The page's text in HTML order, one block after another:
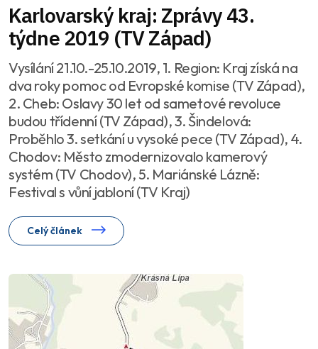
Karlovarský kraj: Zprávy 43.
týdne 2019 (TV Západ)
Vysílání 21.10.-25.10.2019, 1. Region: Kraj získá na
dva roky pomoc od Evropské komise (TV Západ),
2. Cheb: Oslavy 30 let od sametové revoluce
budou třídenní (TV Západ), 3. Šindelová:
Proběhlo 3. setkání u vysoké pece (TV Západ), 4.
Chodov: Město zmodernizovalo kamerový
systém (TV Chodov), 5. Mariánské Lázně:
Festival s vůní jabloní (TV Kraj)
Celý článek